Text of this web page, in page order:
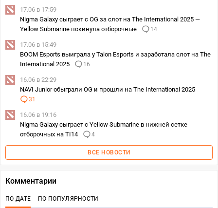
17.06 в 17:59
Nigma Galaxy сыграет с OG за слот на The International 2025 —
Yellow Submarine покинула отборочные
14
17.06 в 15:49
BOOM Esports выиграла у Talon Esports и заработала слот на The
International 2025
16
16.06 в 22:29
NAVI Junior обыграли OG и прошли на The International 2025
31
16.06 в 19:16
Nigma Galaxy сыграет с Yellow Submarine в нижней сетке
отборочных на TI14
4
ВСЕ НОВОСТИ
Комментарии
ПО ДАТЕ ПО ПОПУЛЯРНОСТИ